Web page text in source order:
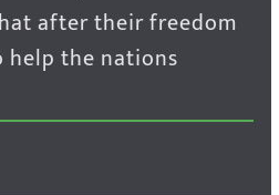
after their freedom
the nations